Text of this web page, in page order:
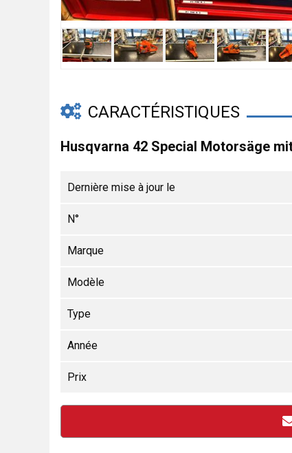
CARACTÉRISTIQUES
Husqvarna 42 Special Motorsäge
Dernière mise à jour le
N°
Marque
Modèle
Type
Année
Prix